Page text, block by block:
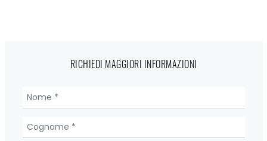
RICHIEDI MAGGIORI INFORMAZIONI